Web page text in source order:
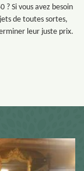
? Si vous avez besoin
de toutes sortes,
leur juste prix.